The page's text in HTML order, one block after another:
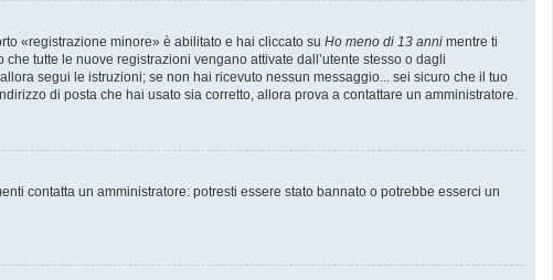
«registrazione minore» è abilitato e hai cliccato su Ho meno di 13 anni mentre ti
tutte le nuove registrazioni vengano attivate dall’utente stesso o dagli
segui le istruzioni; se non hai ricevuto nessun messaggio... sei sicuro che il tuo
di posta che hai usato sia corretto, allora prova a contattare un amministratore.
contatta un amministratore: potresti essere stato bannato o potrebbe esserci un